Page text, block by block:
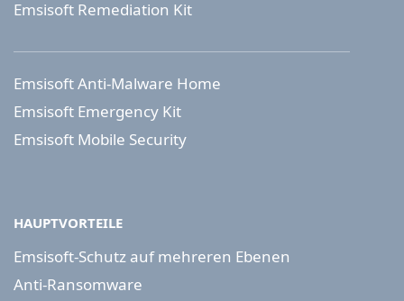
Emsisoft Remediation Kit
Emsisoft Anti-Malware Home
Emsisoft Emergency Kit
Emsisoft Mobile Security
HAUPTVORTEILE
Emsisoft-Schutz auf mehreren Ebenen
Anti-Ransomware